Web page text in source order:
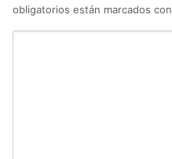
obligatorios están marcados con